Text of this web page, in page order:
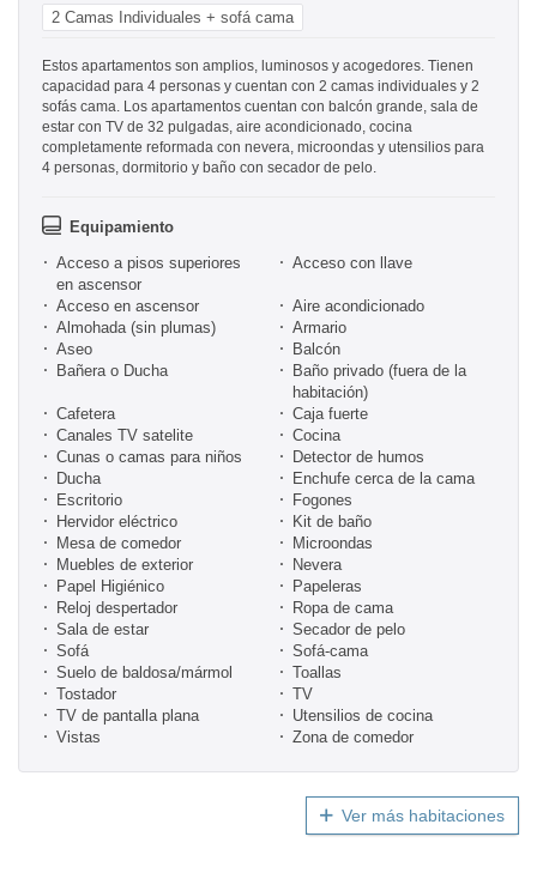
2 Camas Individuales + sofá cama
Estos apartamentos son amplios, luminosos y acogedores. Tienen
capacidad para 4 personas y cuentan con 2 camas individuales y 2
sofás cama. Los apartamentos cuentan con balcón grande, sala de
estar con TV de 32 pulgadas, aire acondicionado, cocina
completamente reformada con nevera, microondas y utensilios para
4 personas, dormitorio y baño con secador de pelo.
Equipamiento
Acceso a pisos superiores
en ascensor
Acceso con llave
Acceso en ascensor
Aire acondicionado
Almohada (sin plumas)
Armario
Aseo
Balcón
Bañera o Ducha
Baño privado (fuera de la
habitación)
Cafetera
Caja fuerte
Canales TV satelite
Cocina
Cunas o camas para niños
Detector de humos
Ducha
Enchufe cerca de la cama
Escritorio
Fogones
Hervidor eléctrico
Kit de baño
Mesa de comedor
Microondas
Muebles de exterior
Nevera
Papel Higiénico
Papeleras
Reloj despertador
Ropa de cama
Sala de estar
Secador de pelo
Sofá
Sofá-cama
Suelo de baldosa/mármol
Toallas
Tostador
TV
TV de pantalla plana
Utensilios de cocina
Vistas
Zona de comedor
Ver más habitaciones